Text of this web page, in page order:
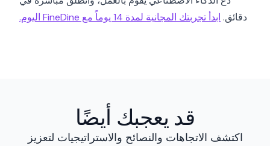
دقائق. ابدأ تجربتك المجانية لمدة 14 يوماً مع FineDine اليوم.
قد يعجبك أيضًا
اكتشف الاتجاهات والنصائح والاستراتيجيات لتعزيز